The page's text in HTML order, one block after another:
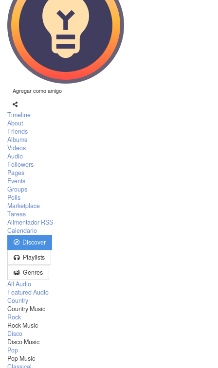
Agregar como amigo
Timeline
About
Friends
Albums
Videos
Audio
Followers
Pages
Events
Groups
Polls
Marketplace
Tareas
Alimentador RSS
Calendario
Discover
Playlists
Genres
All Audio
Featured Audio
Country
Country Music
Rock
Rock Music
Disco
Disco Music
Pop
Pop Music